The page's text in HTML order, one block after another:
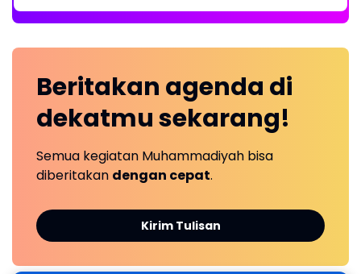
Beritakan agenda di
dekatmusekarang!
Semua kegiatan Muhammadiyah bisa
diberitakan dengan cepat.
Kirim Tulisan